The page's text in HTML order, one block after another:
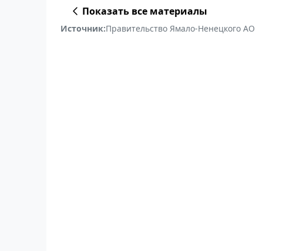
Показать все материалы
Источник:Правительство Ямало-Ненецкого АО